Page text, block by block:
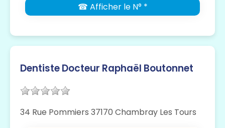
☎ Afficher le N° *
Dentiste Docteur Raphaël Boutonnet
34 Rue Pommiers 37170 Chambray Les Tours